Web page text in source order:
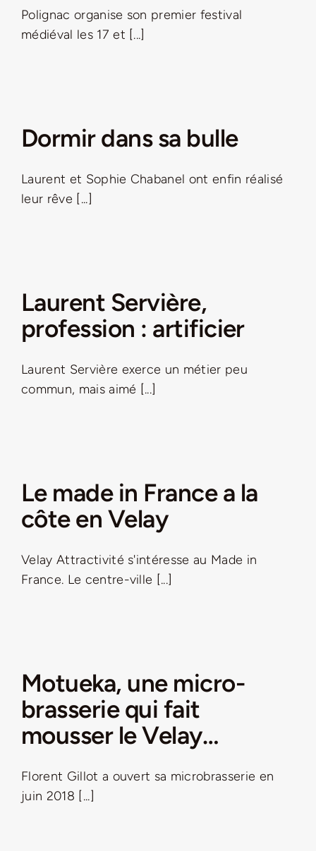
Polignac organise son premier festival
médiéval les 17 et [...]
Dormir dans sa bulle
Laurent et Sophie Chabanel ont enfin réalisé
leur rêve [...]
Laurent Servière,
profession : artificier
Laurent Servière exerce un métier peu
commun, mais aimé [...]
Le made in France a la
côte en Velay
Velay Attractivité s'intéresse au Made in
France. Le centre-ville [...]
Motueka, une micro-
brasserie qui fait
mousser le Velay…
Florent Gillot a ouvert sa microbrasserie en
juin 2018 [...]